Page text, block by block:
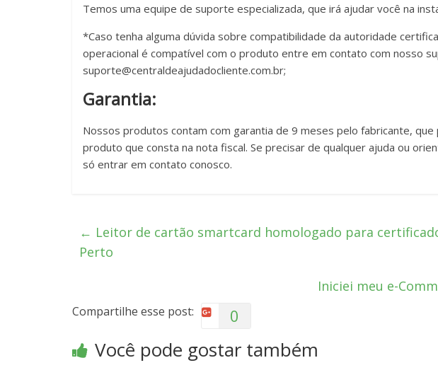
Temos uma equipe de suporte especializada, que irá ajudar você na
*Caso tenha alguma dúvida sobre compatibilidade da autoridade
operacional é compatível com o produto entre em contato com nosso
suporte@centraldeajudadocliente.com.br;
Garantia:
Nossos produtos contam com garantia de 9 meses pelo fabricante,
produto que consta na nota fiscal. Se precisar de qualquer ajuda ou
só entrar em contato conosco.
← Leitor de cartão smartcard homologado para
Perto
Iniciei meu e-
Compartilhe esse post: 0
Você pode gostar também